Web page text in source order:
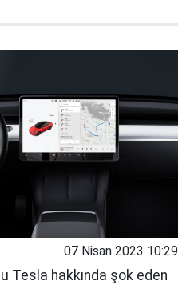
07 Nisan 2023 10:29
Tesla hakkında şok eden